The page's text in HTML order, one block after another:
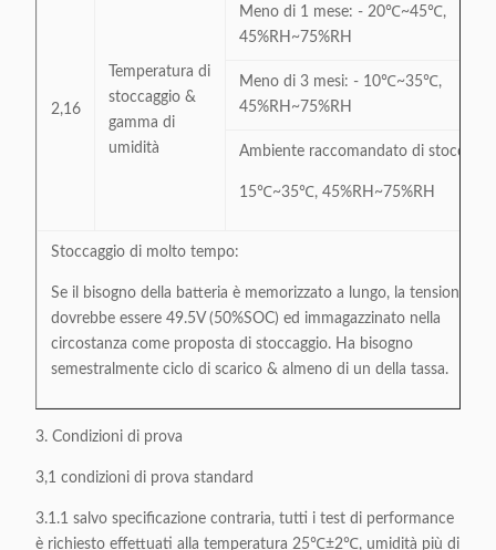
2,16
Temperatura di
stoccaggio &
gamma di
umidità
Meno di 1 mese: - 20℃~45℃,
45%RH~75%RH
Meno di 3 mesi: - 10℃~35℃,
45%RH~75%RH
Ambiente raccomandato di
15℃~35℃, 45%RH~75%RH
Stoccaggio di molto tempo:
Se il bisogno della batteria è memorizzato a lungo, la tensione
dovrebbe essere 49.5V (50%SOC) ed immagazzinato nella
circostanza come proposta di stoccaggio. Ha bisogno
semestralmente ciclo di scarico & almeno di un della tassa.
3. Condizioni di prova
3,1 condizioni di prova standard
3.1.1 salvo specificazione contraria, tutti i test di performance
è richiesto effettuati alla temperatura 25℃±2℃, umidità più di